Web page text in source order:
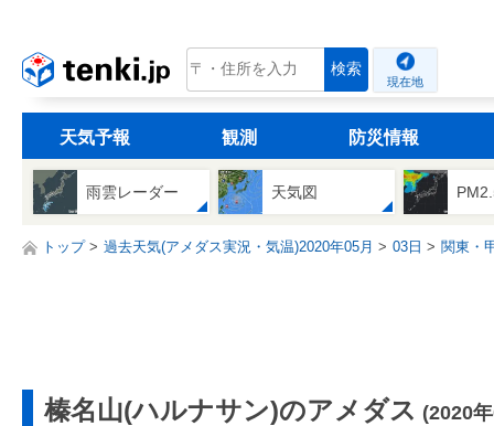
tenki.jp 検索
現在地
天気予報 観測 防災情報
雨雲レーダー 天気図
トップ 過去天気(アメダス実況・気温)2020年05月 03日 関東・
榛名山(ハルナサン)のアメダス (2020